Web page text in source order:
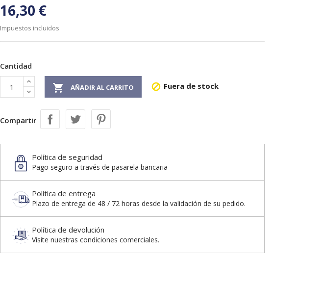
16,30 €
Impuestos incluidos
Cantidad
 AÑADIR AL CARRITO  Fuera de stock
Compartir
Política de seguridad
Pago seguro a través de pasarela bancaria
Política de entrega
Plazo de entrega de 48 / 72 horas desde la validación de su pedido.
Política de devolución
Visite nuestras condiciones comerciales.